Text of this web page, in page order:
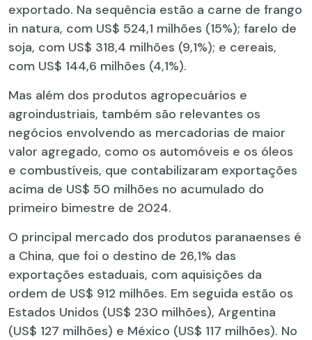
exportado. Na sequência estão a carne de frango
in natura, com US$ 524,1 milhões (15%); farelo de
soja, com US$ 318,4 milhões (9,1%); e cereais,
com US$ 144,6 milhões (4,1%).
Mas além dos produtos agropecuários e
agroindustriais, também são relevantes os
negócios envolvendo as mercadorias de maior
valor agregado, como os automóveis e os óleos
e combustíveis, que contabilizaram exportações
acima de US$ 50 milhões no acumulado do
primeiro bimestre de 2024.
O principal mercado dos produtos paranaenses é
a China, que foi o destino de 26,1% das
exportações estaduais, com aquisições da
ordem de US$ 912 milhões. Em seguida estão os
Estados Unidos (US$ 230 milhões), Argentina
(US$ 127 milhões) e México (US$ 117 milhões). No